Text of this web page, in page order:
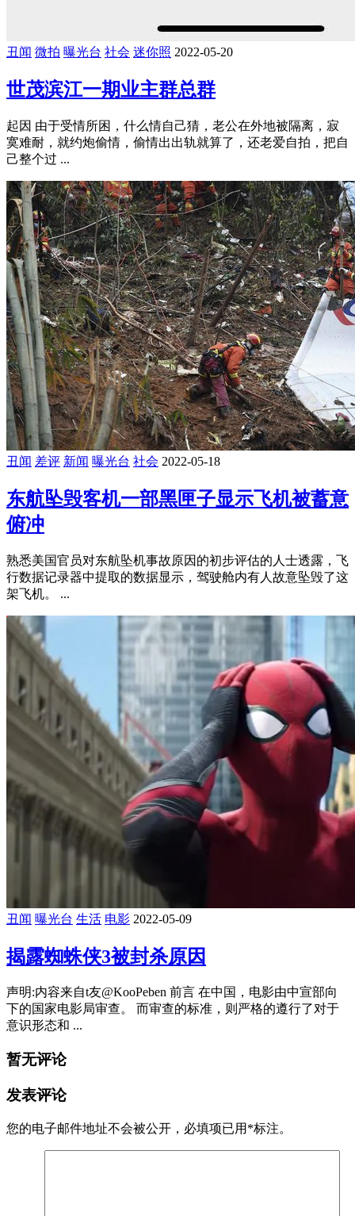
丑闻 微拍 曝光台 社会 迷你照 2022-05-20
世茂滨江一期业主群总群
起因 由于受情所困，什么情自己猜，老公在外地被隔离，寂
寞难耐，就约炮偷情，偷情出出轨就算了，还老爱自拍，把自
己整个过 ...
丑闻 差评 新闻 曝光台 社会 2022-05-18
东航坠毁客机一部黑匣子显示飞机被蓄意
俯冲
熟悉美国官员对东航坠机事故原因的初步评估的人士透露，飞
行数据记录器中提取的数据显示，驾驶舱内有人故意坠毁了这
架飞机。 ...
丑闻 曝光台 生活 电影 2022-05-09
揭露蜘蛛侠3被封杀原因
声明:内容来自t友@KooPeben 前言 在中国，电影由中宣部向
下的国家电影局审查。 而审查的标准，则严格的遵行了对于
意识形态和 ...
暂无评论
发表评论
您的电子邮件地址不会被公开， 必填项已用 *标注。